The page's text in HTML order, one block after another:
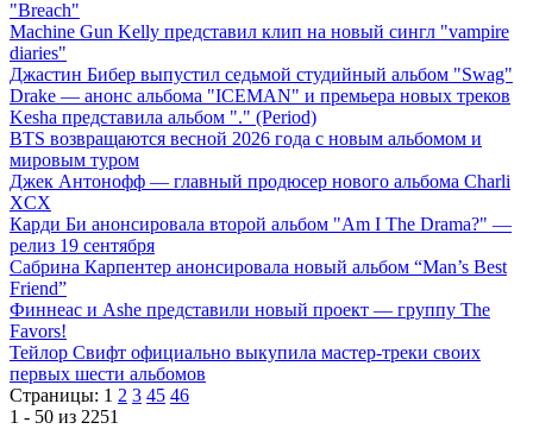
"Breach"
Machine Gun Kelly представил клип на новый сингл "vampire
diaries"
Джастин Бибер выпустил седьмой студийный альбом "Swag"
Drake — анонс альбома "ICEMAN" и премьера новых треков
Kesha представила альбом "." (Period)
BTS возвращаются весной 2026 года с новым альбомом и
мировым туром
Джек Антонофф — главный продюсер нового альбома Charli
XCX
Карди Би анонсировала второй альбом "Am I The Drama?" —
релиз 19 сентября
Сабрина Карпентер анонсировала новый альбом “Man’s Best
Friend”
Финнеас и Ashe представили новый проект — группу The
Favors!
Тейлор Свифт официально выкупила мастер-треки своих
первых шести альбомов
Страницы: 1 2 3 45 46
1 - 50 из 2251